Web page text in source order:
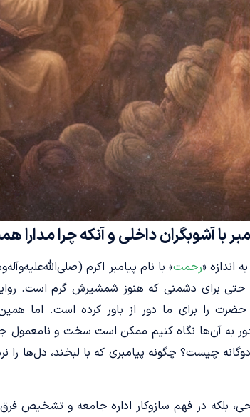
با آشوبگران داخلی و آنکه چرا
اندازه «رحمت» با نام پیامبر اکرم
حتی برای دشمنی که هنوز شمشیرش گرم است.
را برای ما دور از باور کرده است. اما
به آن‌ها نگاه کنیم ممکن است سخت و نامعمول
چیست؟ چگونه پیامبری که با لبخند، دل‌ها را
بلکه در فهم سازوکار اداره جامعه و تشخیص